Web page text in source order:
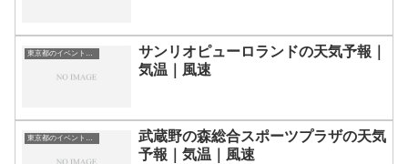
東京都のイベント会場一覧
サンリオピューロランドの天気予報｜
気温｜風速
東京都のイベント会場一覧
武蔵野の森総合スポーツプラザの天気
予報｜気温｜風速